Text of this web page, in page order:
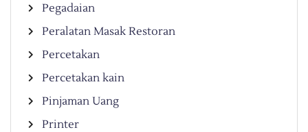
Pegadaian
Peralatan Masak Restoran
Percetakan
Percetakan kain
Pinjaman Uang
Printer